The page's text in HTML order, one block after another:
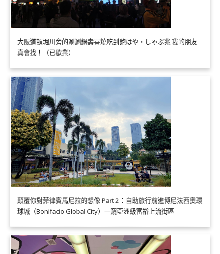
大阪道頓堀川旁的涮涮鍋壽喜燒吃到飽はや・しゃぶ兆 我的朋友
真會找！（已歇業）
顛覆你對菲律賓馬尼拉的想像 Part 2：自助旅行前進博尼法西奧環
球城（Bonifacio Global City）一窺亞洲級富裕上流街區